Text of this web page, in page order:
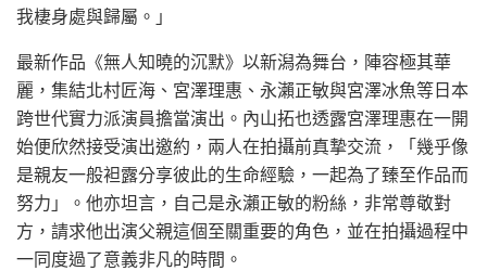
我棲身處與歸屬。」
最新作品《無人知曉的沉默》以新潟為舞台，陣容極其華
麗，集結北村匠海、宮澤理惠、永瀨正敏與宮澤冰魚等日本
跨世代實力派演員擔當演出。內山拓也透露宮澤理惠在一開
始便欣然接受演出邀約，兩人在拍攝前真摯交流，「幾乎像
是親友一般袒露分享彼此的生命經驗，一起為了臻至作品而
努力」。他亦坦言，自己是永瀨正敏的粉絲，非常尊敬對
方，請求他出演父親這個至關重要的角色，並在拍攝過程中
一同度過了意義非凡的時間。